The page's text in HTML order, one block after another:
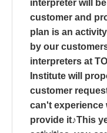
interpreter will
customer and
plan is an
by our
interpreters at
Institute will
customer
can't experience
provide it♪This